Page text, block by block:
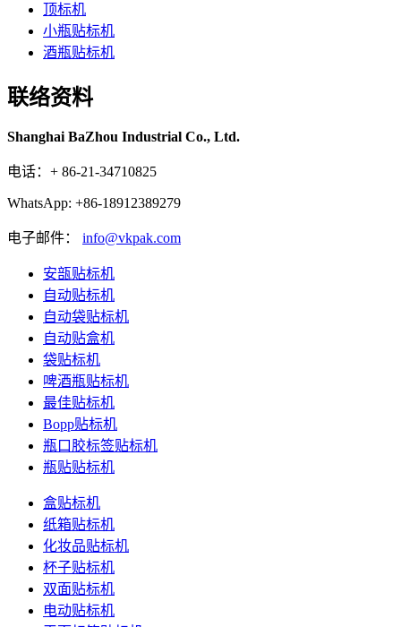
顶标机
小瓶贴标机
酒瓶贴标机
联络资料
Shanghai BaZhou Industrial Co., Ltd.
电话：+ 86-21-34710825
WhatsApp: +86-18912389279
电子邮件： info@vkpak.com
安瓿贴标机
自动贴标机
自动袋贴标机
自动贴盒机
袋贴标机
啤酒瓶贴标机
最佳贴标机
Bopp贴标机
瓶口胶标签贴标机
瓶贴贴标机
盒贴标机
纸箱贴标机
化妆品贴标机
杯子贴标机
双面贴标机
电动贴标机